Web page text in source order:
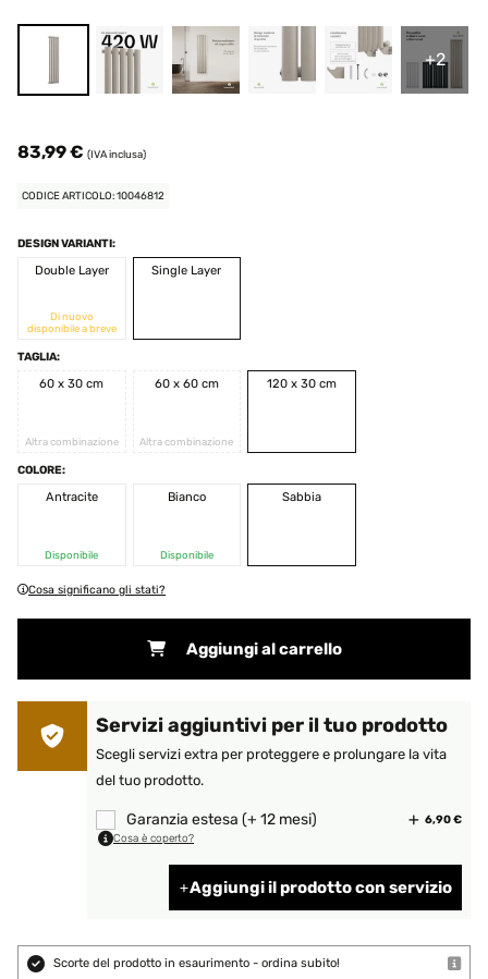
+2
83,99 € (IVA inclusa)
CODICE ARTICOLO: 10046812
DESIGN VARIANTI:
Double Layer
Di nuovo
disponibile a breve
Single Layer
TAGLIA:
60 x 30 cm
Altra combinazione
60 x 60 cm
Altra combinazione
120 x 30 cm
COLORE:
Antracite
Disponibile
Bianco
Disponibile
Sabbia
Cosa significano gli stati?
Aggiungi al carrello
Servizi aggiuntivi per il tuo prodotto
Scegli servizi extra per proteggere e prolungare la vita
del tuo prodotto.
Garanzia estesa (+ 12 mesi) 6,90 €
Cosa è coperto?
Aggiungi il prodotto con servizio
Scorte del prodotto in esaurimento - ordina subito!